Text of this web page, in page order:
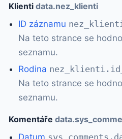
Klienti data.nez_klienti
ID záznamu
Na teto strance se
seznamu.
Rodina
Na teto strance se
seznamu.
Komentáře